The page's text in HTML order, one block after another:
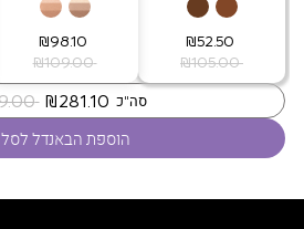
‏ ₪105.00
‏ ₪109.00
סה"כ ‏ ₪359.00
הוספת הבאנדל לסל